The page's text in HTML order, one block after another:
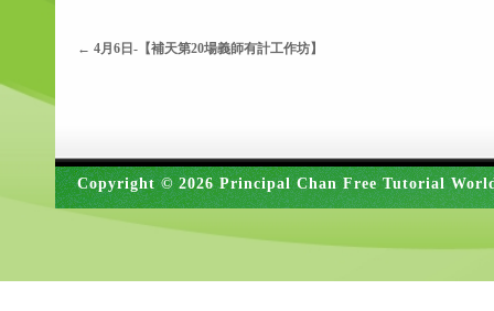
← 4月6日-【補天第20場義師有計工作坊】
Copyright © 2026 Principal Chan Free Tutorial